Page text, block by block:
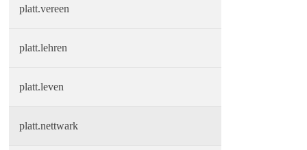
platt.vereen
platt.lehren
platt.leven
platt.nettwark